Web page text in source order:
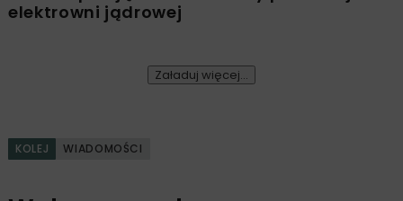
elektrowni jądrowej
Załaduj więcej...
KOLEJ WIADOMOŚCI